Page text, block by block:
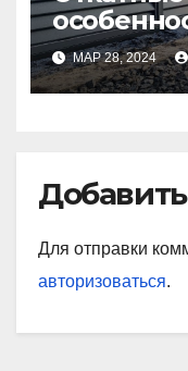
МАР 28, 2024
Для отправки
авторизоваться.